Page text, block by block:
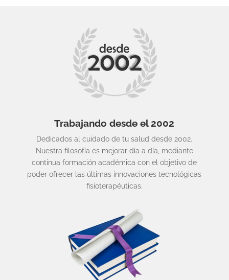
Trabajando desde el 2002
Dedicados al cuidado de tu salud desde 2002.
Nuestra filosofía es mejorar día a día, mediante
continua formación académica con el objetivo de
poder ofrecer las últimas innovaciones tecnológicas
fisioterapéuticas.